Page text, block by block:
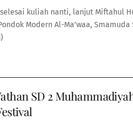
kuliah nanti, lanjut Miftahul
Modern Al-Ma’waa,
)
SD 2